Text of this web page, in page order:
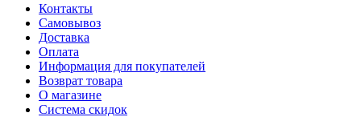
Контакты
Самовывоз
Доставка
Оплата
Информация для покупателей
Возврат товара
О магазине
Система скидок